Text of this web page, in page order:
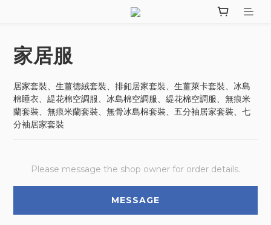
家居服
居家套裝、生薑德絨套裝、排釦居家套裝、生薑萊卡套裝、冰島
棉睡衣、緹花棉空調服、冰島棉空調服、緹花棉空調服、無痕米
蘭套裝、無痕米蘭套裝、無骨冰島棉套裝、五分袖居家套裝、七
分袖居家套裝
Please message the shop owner for order details.
MESSAGE